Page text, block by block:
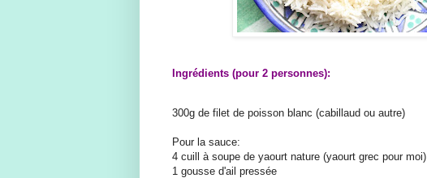
Ingrédients (pour 2 personnes):
300g de filet de poisson blanc (cabillaud ou autre)
Pour la sauce:
4 cuill à soupe de yaourt nature (yaourt grec pour moi)
1 gousse d'ail pressée